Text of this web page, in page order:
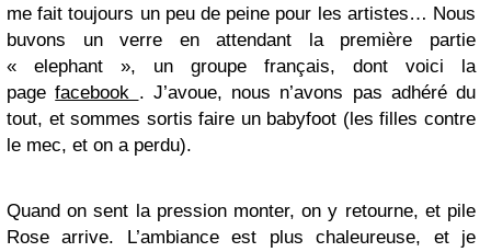
me fait toujours un peu de peine pour les artistes… Nous
buvons un verre en attendant la première partie
« elephant », un groupe français, dont voici la
pagefacebook . J’avoue, nous n’avons pas adhéré du
tout, et sommes sortis faire un babyfoot (les filles contre
le mec, et on a perdu).
Quand on sent la pression monter, on y retourne, et pile
Rose arrive. L’ambiance est plus chaleureuse, et je